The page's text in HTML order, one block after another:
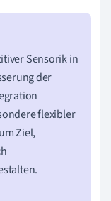
Sensorik in
der
flexibler
Ziel,